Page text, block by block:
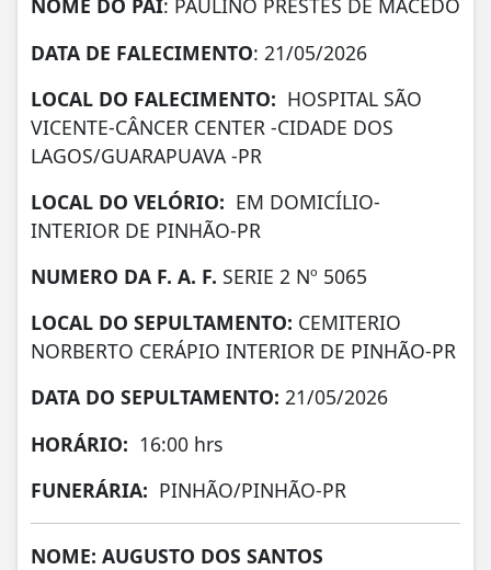
NOME DO PAI: PAULINO PRESTES DE MACEDO
DATA DE FALECIMENTO: 21/05/2026
LOCAL DO FALECIMENTO: HOSPITAL SÃO
VICENTE-CÂNCER CENTER -CIDADE DOS
LAGOS/GUARAPUAVA -PR
LOCAL DO VELÓRIO: EM DOMICÍLIO-
INTERIOR DE PINHÃO-PR
NUMERO DA F. A. F. SERIE 2 Nº 5065
LOCAL DO SEPULTAMENTO: CEMITERIO
NORBERTO CERÁPIO INTERIOR DE PINHÃO-PR
DATA DO SEPULTAMENTO: 21/05/2026
HORÁRIO: 16:00 hrs
FUNERÁRIA: PINHÃO/PINHÃO-PR
NOME: AUGUSTO DOS SANTOS